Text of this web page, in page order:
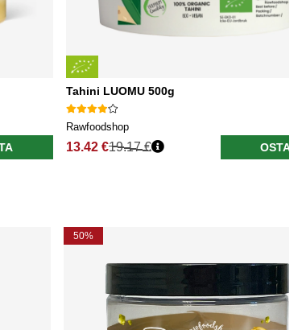
Tahini LUOMU 500g
Rawfoodshop
13.42 €19.17 € OSTA
50%